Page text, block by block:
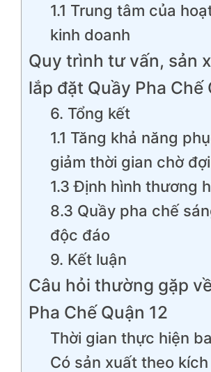
1.1 Trung tâm của
kinh doanh
Quy trình tư vấn, sản
lắp đặt Quầy Pha Chế
6. Tổng kết
1.1 Tăng khả năng
giảm thời gian chờ đợi
1.3 Định hình thương
8.3 Quầy pha chế
độc đáo
9. Kết luận
Câu hỏi thường gặp
Pha Chế Quận 12
Thời gian thực hiện
Có sản xuất theo